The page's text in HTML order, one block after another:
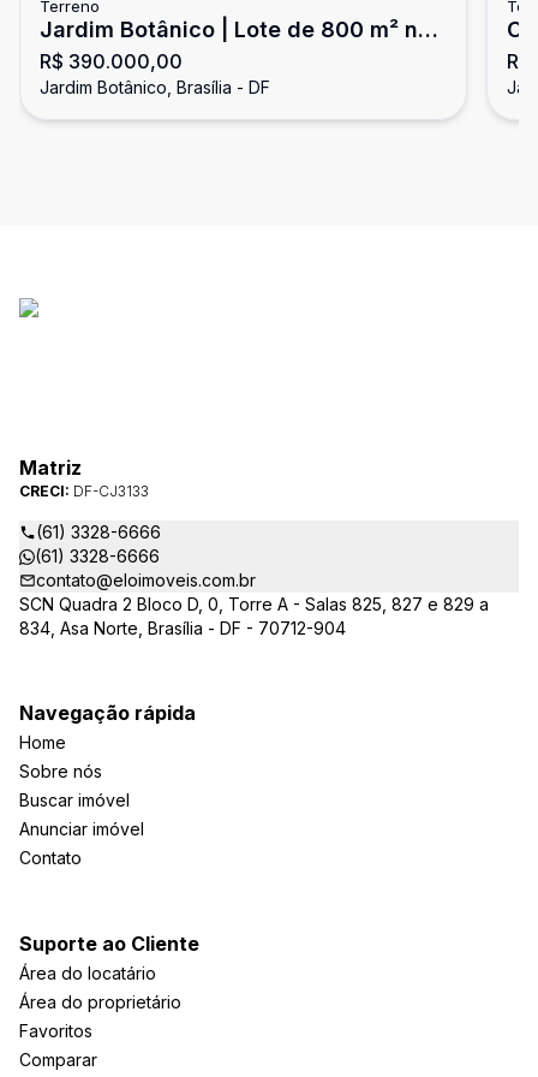
Terreno
Jardim Botânico | Lote de 800 m² no
Condomínio Residencial Mônaco
R$ 390.000,00
Jardim Botânico, Brasília - DF
Matriz
CRECI: DF-CJ3133
(61) 3328-6666
(61) 3328-6666
contato@eloimoveis.com.br
SCN Quadra 2 Bloco D, 0, Torre A - Salas 825, 827 e 829 a
834, Asa Norte, Brasília - DF - 70712-904
Navegação rápida
Home
Sobre nós
Buscar imóvel
Anunciar imóvel
Contato
Suporte ao Cliente
Área do locatário
Área do proprietário
Favoritos
Comparar